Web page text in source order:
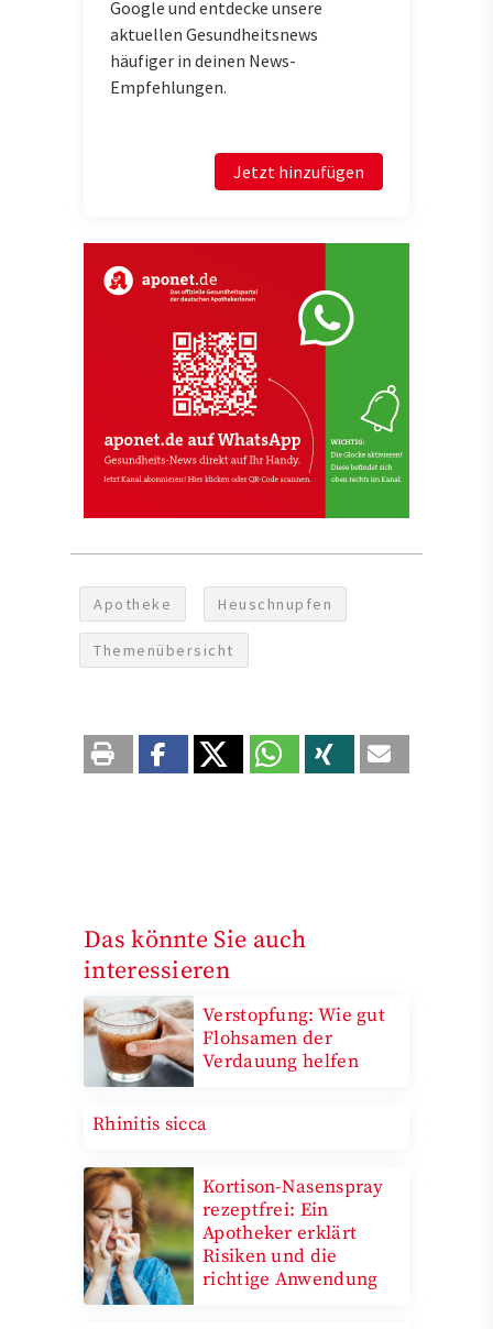
Google und entdecke unsere
aktuellen Gesundheitsnews
häufiger in deinen News-
Empfehlungen.
Jetzt hinzufügen
Apotheke Heuschnupfen
Themenübersicht
Das könnte Sie auch
interessieren
Verstopfung: Wie gut
Flohsamen der
Verdauung helfen
Rhinitis sicca
Kortison-Nasenspray
rezeptfrei: Ein
Apotheker erklärt
Risiken und die
richtige Anwendung